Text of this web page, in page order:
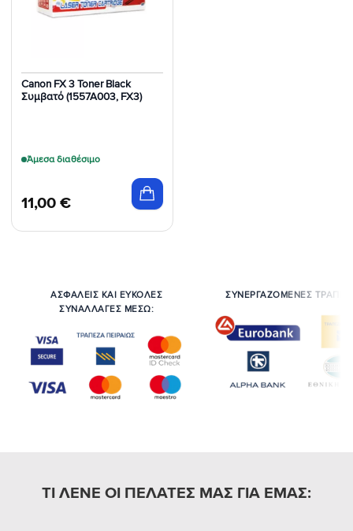
Canon FX 3 Toner Black
Συμβατό (1557A003, FX3)
11,00 €
Άμεσα διαθέσιμο
ΑΣΦΑΛΕΙΣ ΚΑΙ ΕΥΚΟΛΕΣ
ΣΥΝΑΛΛΑΓΕΣ ΜΕΣΩ:
ΣΥΝΕΡΓΑΖΟΜΕΝΕΣ
ΤΙ ΛΕΝΕ ΟΙ ΠΕΛΑΤΕΣ ΜΑΣ ΓΙΑ ΕΜΑΣ: